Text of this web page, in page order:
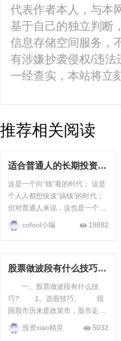
代表作者本人，与本
基于自己的独立判断
信息存储空间服务，
有涉嫌抄袭侵权/违
一经查实，本站将立
推荐相关阅读
适合普通人的长期投资计
划U定投计划上线！
这是一个向“钱”看的时代； 这是
个人人都想快速“搞钱”的时代；
但对普通人来说，这也是一个赚
钱机会越来越少的时代…… 挣钱
犹如针挑土，花钱胜似水冲沙。
cofool小编 19882
股票做波段有什么技巧？
如何利用调整做波段
一、股票做波段有什么技
巧? 1、选股技巧。 我
国股市历来是政策市，股市走向
直接取决于政策面导向。前段时
期，在熊市筑底阶段中，政策面
投资xiao精灵 5032